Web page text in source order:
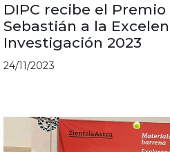
DIPC recibe el Premio
Sebastián a la
Investigación 2023
24/11/2023